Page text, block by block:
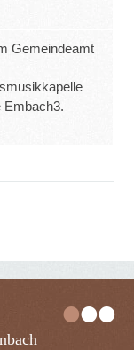
Gemeindeamt
Embach3.
•••